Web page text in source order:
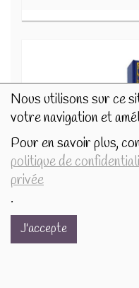
Nous utilisons sur ce
votre navigation et
Pour en savoir plus,
politique de
privée
.
J'accepte
L'Oracle du Pays
-